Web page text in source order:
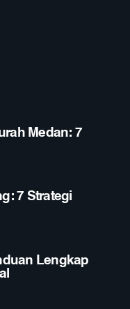
Medan: 7
7 Strategi
Lengkap